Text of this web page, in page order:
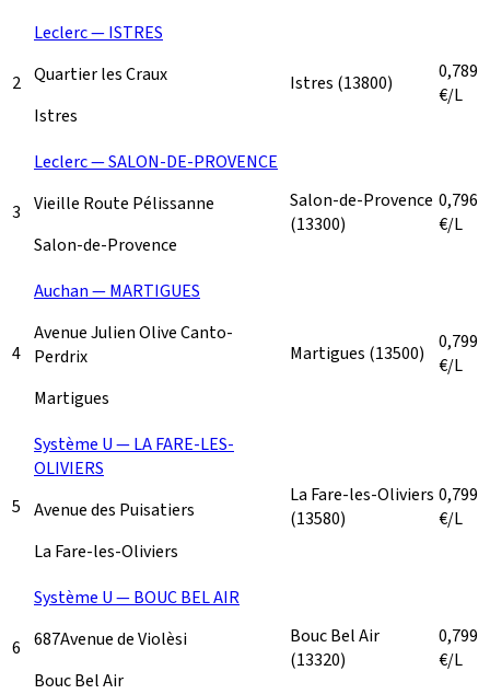
2
Leclerc — ISTRES
Quartier les Craux
Istres
Istres (13800)
0,789
€/L
3
Leclerc — SALON-DE-PROVENCE
Vieille Route Pélissanne
Salon-de-Provence
Salon-de-Provence
(13300)
0,796
€/L
4
Auchan — MARTIGUES
Avenue Julien Olive Canto-
Perdrix
Martigues
Martigues (13500)
0,799
€/L
5
Système U — LA FARE-LES-
OLIVIERS
Avenue des Puisatiers
La Fare-les-Oliviers
La Fare-les-Oliviers
(13580)
0,799
€/L
6
Système U — BOUC BEL AIR
687Avenue de Violèsi
Bouc Bel Air
Bouc Bel Air
(13320)
0,799
€/L